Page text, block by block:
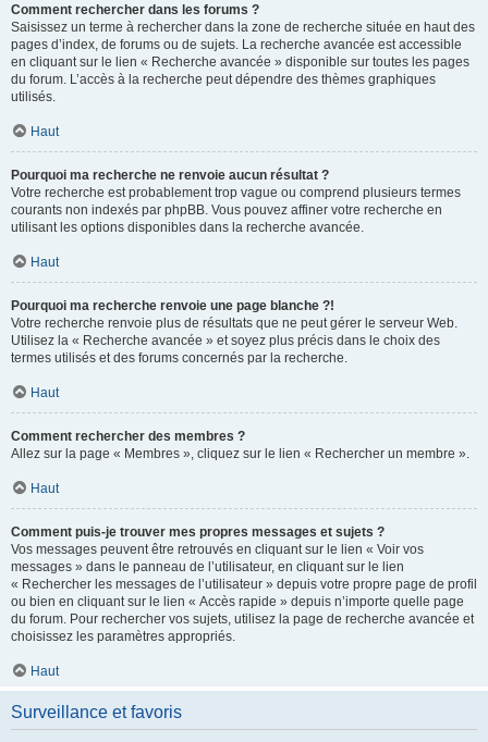
Comment rechercher dans les forums ?
Saisissez un terme à rechercher dans la zone de recherche située en haut des
pages d’index, de forums ou de sujets. La recherche avancée est accessible
en cliquant sur le lien « Recherche avancée » disponible sur toutes les pages
du forum. L’accès à la recherche peut dépendre des thèmes graphiques
utilisés.
Haut
Pourquoi ma recherche ne renvoie aucun résultat ?
Votre recherche est probablement trop vague ou comprend plusieurs termes
courants non indexés par phpBB. Vous pouvez affiner votre recherche en
utilisant les options disponibles dans la recherche avancée.
Haut
Pourquoi ma recherche renvoie une page blanche ?!
Votre recherche renvoie plus de résultats que ne peut gérer le serveur Web.
Utilisez la « Recherche avancée » et soyez plus précis dans le choix des
termes utilisés et des forums concernés par la recherche.
Haut
Comment rechercher des membres ?
Allez sur la page « Membres », cliquez sur le lien « Rechercher un membre ».
Haut
Comment puis-je trouver mes propres messages et sujets ?
Vos messages peuvent être retrouvés en cliquant sur le lien « Voir vos
messages » dans le panneau de l’utilisateur, en cliquant sur le lien
« Rechercher les messages de l’utilisateur » depuis votre propre page de profil
ou bien en cliquant sur le lien « Accès rapide » depuis n’importe quelle page
du forum. Pour rechercher vos sujets, utilisez la page de recherche avancée et
choisissez les paramètres appropriés.
Haut
Surveillance et favoris